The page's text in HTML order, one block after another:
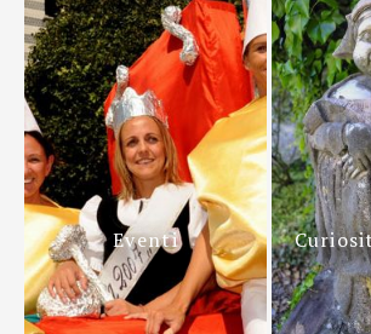
Eventi